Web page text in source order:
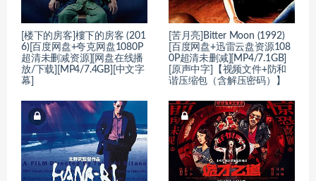
[楼下的房客]樓下的房客 (201
6)[百度网盘+夸克网盘1080P
超清未删减资源][网盘在线播
放/下载][MP4/7.4GB][中文字
幕]
[苦月亮]Bitter Moon (1992)
[百度网盘+迅雷云盘资源108
0P超清未删减][MP4/7.1GB]
[原声中字]【视频文件+防和
谐压缩包（含解压密码）】